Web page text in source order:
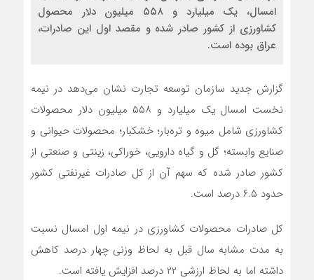
امسال، یک میلیارد و ۵۵۸ میلیون دلار محصول
کشاورزی از کشور صادر شده و مقصد اول این صادرات،
عراق بوده است.
گزارش جدید سازمان توسعه تجارت نشان می‌دهد در نیمه
نخست امسال یک میلیارد و ۵۵۸ میلیون دلار محصولات
کشاورزی شامل میوه و تره‌بار؛ خشکبار؛ محصولات حیوانی و
صنایع وابسته؛ گل و گیاه دارویی، خوراکی، زینتی و صنعتی از
کشور صادر شده که سهم آن از کل صادرات غیرنفتی کشور
حدود ۶.۵ درصد است.
کل صادرات محصولات کشاورزی در نیمه اول امسال نسبت
به مدت مشابه سال قبل به لحاظ وزنی چهار درصد کاهش
داشته اما به لحاظ ارزشی ۲۲ درصد افزایش یافته است.